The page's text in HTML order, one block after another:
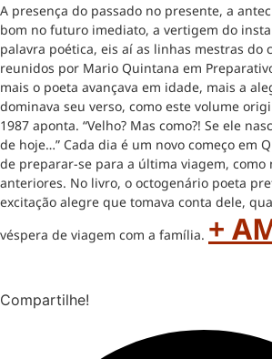
A presença do passado no presente, a
bom no futuro imediato, a vertigem do
palavra poética, eis aí as linhas mestras do
reunidos por Mario Quintana em
mais o poeta avançava em idade, mais a
dominava seu verso, como este volume
1987 aponta. “Velho? Mas como?! Se ele
de hoje…” Cada dia é um novo começo em
de preparar-se para a última viagem, como
anteriores. No livro, o octogenário poeta
excitação alegre que tomava conta dele,
véspera de viagem com a família. +
Compartilhe!